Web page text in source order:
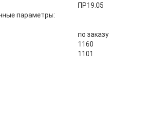
ПР19.05
параметры:
по заказу
1160
1101